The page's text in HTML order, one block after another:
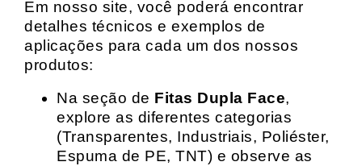
Em nosso site, você poderá encontrar
detalhes técnicos e exemplos de
aplicações para cada um dos nossos
produtos:
Na seção de Fitas Dupla Face,
explore as diferentes categorias
(Transparentes, Industriais, Poliéster,
Espuma de PE, TNT) e observe as